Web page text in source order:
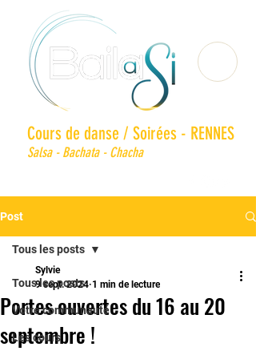
Cours de danse / Soirées - RENNES
Salsa - Bachata - Chacha
Post
Tous les posts
Votre communauté
Les cours
Tous les posts
Portes ouvertes du 16 au 20
septembre !
Sylvie
9 sept. 2024 1 min de lecture